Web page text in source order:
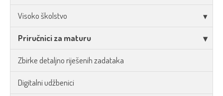
Visoko školstvo
Priručnici za maturu
Zbirke detaljno riješenih zadataka
Digitalni udžbenici